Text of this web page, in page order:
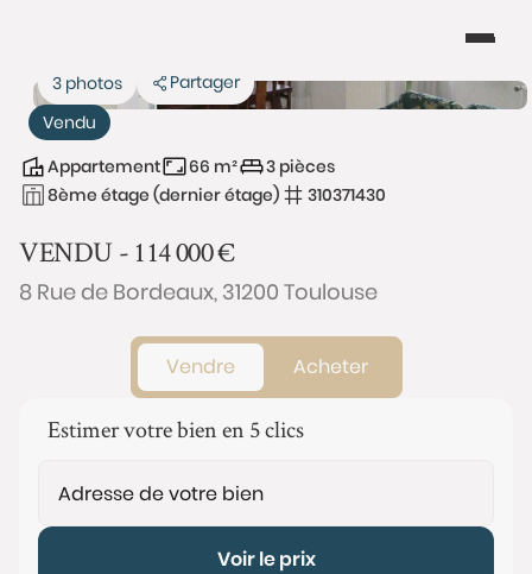
Vendu
3 photos Partager
Appartement 66 m²
3 pièces
8ème étage (dernier étage)
310371430
VENDU -114 000€
8 Rue de Bordeaux, 31200 Toulouse
Vendre Acheter
Estimer votre bien en 5 clics
Voir le prix